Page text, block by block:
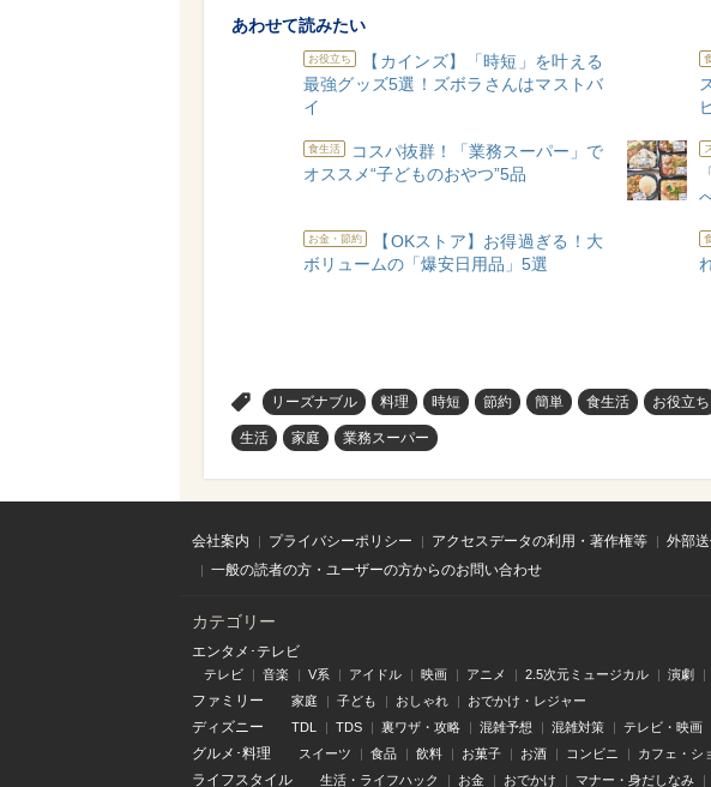
あわせて読みたい
お役立ち
【カインズ】「時短」を叶える
最強グッズ5選！ズボラさんはマストバ
イ
食生活
コスパ抜群！「業務スーパー」で
オススメ“子どものおやつ”5品
お金・節約
【OKストア】お得過ぎる！大
ボリュームの「爆安日用品」5選
リーズナブル 料理 時短 節約 簡単 食生活 お役立ち
生活 家庭 業務スーパー
会社案内 プライバシーポリシー アクセスデータの利用・著作権等 外部
一般の読者の方・ユーザーの方からのお問い合わせ
カテゴリー
エンタメ･テレビ
テレビ 音楽 V系 アイドル 映画 アニメ 2.5次元ミュージカル 演劇
ファミリー 家庭 子ども おしゃれ おでかけ・レジャー
ディズニー TDL TDS 裏ワザ・攻略 混雑予想 混雑対策 テレビ・映画
グルメ･料理 スイーツ 食品 飲料 お菓子 お酒 コンビニ カフェ・シ
ライフスタイル 生活・ライフハック お金 おでかけ マナー・身だしなみ